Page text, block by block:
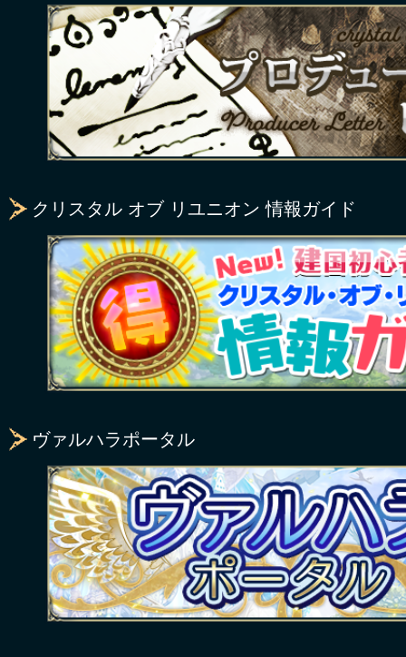
クリスタル オブ リユニオン 情報ガイド
ヴァルハラポータル